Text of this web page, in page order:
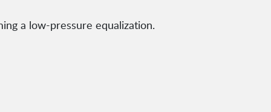
a low-pressure equalization.